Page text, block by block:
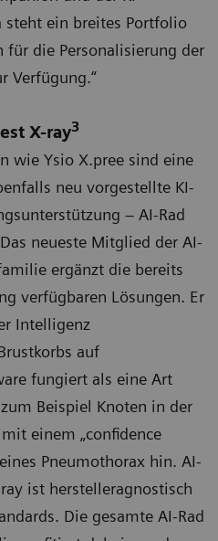
steht ein breites Portfolio
für die Personalisierung der
Verfügung.“
X-ray3
wie Ysio X.pree sind eine
neu vorgestellte KI-
– AI-Rad
neueste Mitglied der AI-
ergänzt die bereits
verfügbaren Lösungen. Er
Intelligenz
auf
fungiert als eine Art
Beispiel Knoten in der
einem „confidence
Pneumothorax hin. AI-
ist herstelleragnostisch
Die gesamte AI-Rad